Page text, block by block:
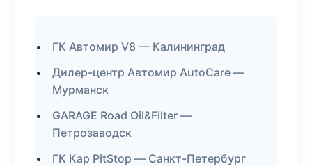
ГК Автомир V8 — Калининград
Дилер-центр Автомир AutoCare —
Мурманск
GARAGE Road Oil&Filter —
Петрозаводск
ГК Кар PitStop — Санкт-Петербург